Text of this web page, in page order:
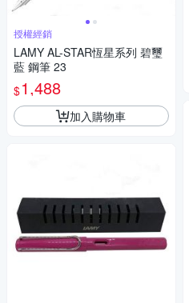
授權經銷
LAMY AL-STAR恆星系列 碧璽
藍 鋼筆 23
$1,488
加入購物車